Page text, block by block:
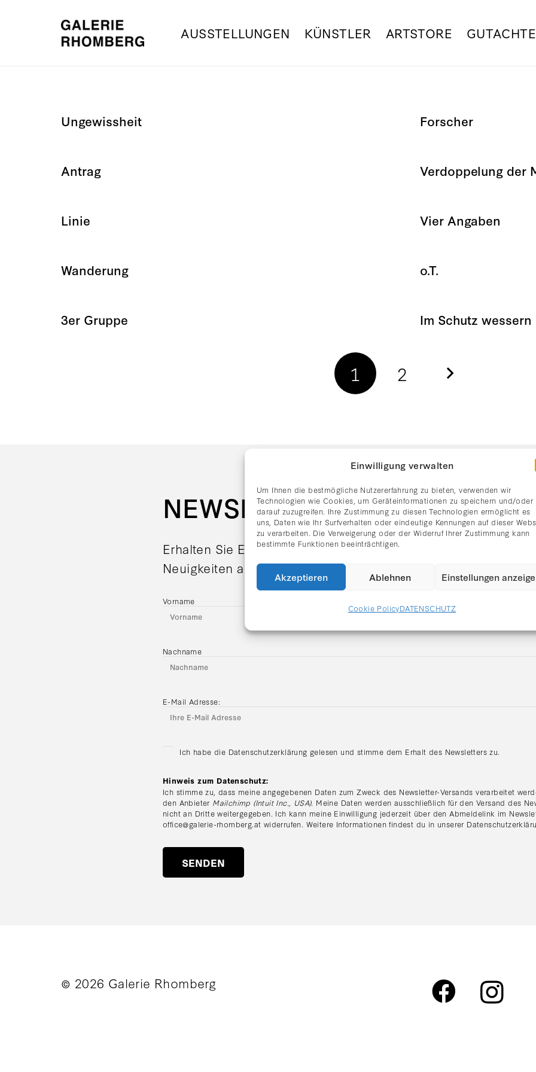
Einwilligung verwalten
Um Ihnen die bestmögliche Nutzererfahrung zu bieten, verwenden wir
Technologien wie Cookies, um Geräteinformationen zu speichern und/oder
darauf zuzugreifen. Ihre Zustimmung zu diesen Technologien ermöglicht es
uns, Daten wie Ihr Surfverhalten oder eindeutige Kennungen auf dieser
zu verarbeiten. Die Verweigerung oder der Widerruf Ihrer Zustimmung kann
bestimmte Funktionen beeinträchtigen.
Akzeptieren Ablehnen Einstellungen
Cookie PolicyDATENSCHUTZ
AUSSTELLUNGEN KÜNSTLER ARTSTORE
Ungewissheit Forscher
Antrag Verdoppelung der
Linie Vier Angaben
Wanderung o.T.
3er Gruppe Im Schutz wessern
1 2
NEWSLETTER ANMELDUNG
Erhalten Sie Einladungen zu Vernissagen, aktuelle
Neuigkeiten aus der Galerie Rhomberg direkt per E-Mail.
Vorname
Nachname
E-Mail Adresse:
Ich habe die Datenschutzerklärung gelesen und stimme dem Erhalt des Newsletters zu.
Hinweis zum Datenschutz:
Ich stimme zu, dass meine angegebenen Daten zum Zweck des Newsletter-Versands verarbeitet
den Anbieter Mailchimp (Intuit Inc., USA). Meine Daten werden ausschließlich für den Versand des
nicht an Dritte weitergegeben. Ich kann meine Einwilligung jederzeit über den Abmeldelink im
office@galerie-rhomberg.at widerrufen. Weitere Informationen findest du in unserer
© 2026 Galerie Rhomberg